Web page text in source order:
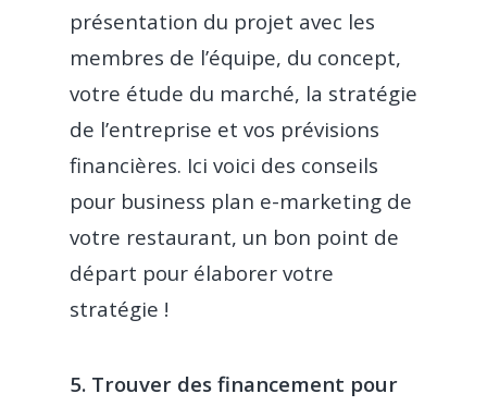
présentation du projet avec les
membres de l’équipe, du concept,
votre étude du marché, la stratégie
de l’entreprise et vos prévisions
financières. Ici voici des conseils
pour business plan e-marketing de
votre restaurant, un bon point de
départ pour élaborer votre
stratégie !
5. Trouver des financement pour